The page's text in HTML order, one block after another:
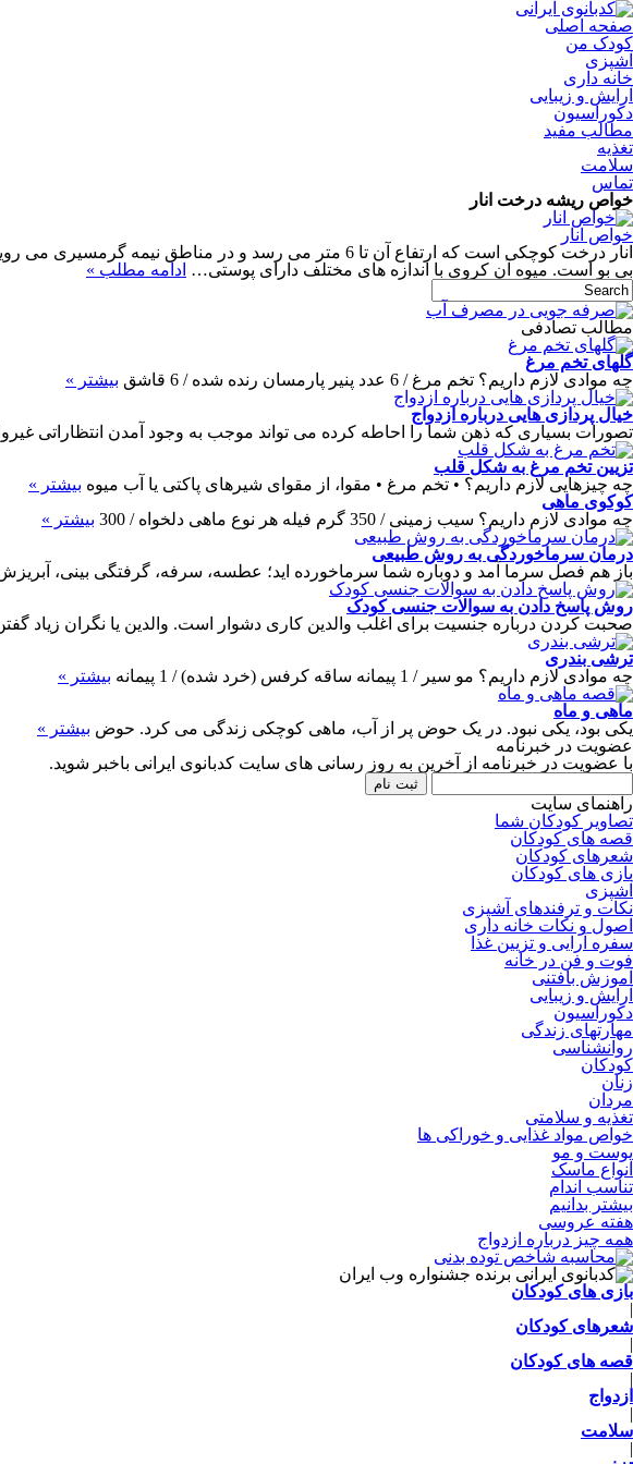
صفحه اصلی
کودک من
آشپزی
خانه داری
آرایش و زیبایی
دکوراسیون
مطالب مفید
تغذیه
سلامت
تماس
خواص ریشه درخت انار
خواص انار
انار درخت کوچکی است که ارتفاع آن تا 6 متر می رسد و
بی بو است. میوه آن کروی با اندازه های مختلف دارای پوستی… ادامه مطلب »
مطالب تصادفی
گلهای تخم مرغ
چه موادی لازم داریم؟ تخم مرغ / 6 عدد پنیر پارمسان رنده شده / 6 قاشق
بیشتر »
خیال پردازی هایی درباره ازدواج
تصورات بسیاری که ذهن شما را احاطه کرده می تواند موجب به وجود آمدن انتظاراتی
تزیین تخم مرغ به شکل قلب
چه چیزهایی لازم داریم؟ • تخم مرغ • مقوا، از مقوای شیرهای پاکتی یا آب میوه بیشتر »
کوکوی ماهی
چه موادی لازم داریم؟ سیب زمینی / 350 گرم فیله هر نوع ماهی دلخواه / 300
بیشتر »
درمان سرماخوردگی به روش طبیعی
باز هم فصل سرما آمد و دوباره شما سرماخورده اید؛ عطسه، سرفه، گرفتگی بینی،
روش پاسخ دادن به سوالات جنسی کودک
صحبت کردن درباره جنسیت برای اغلب والدین کاری دشوار است. والدین یا نگران زیاد
ترشی بندری
چه موادی لازم داریم؟ مو سیر / 1 پیمانه ساقه کرفس (خرد شده) / 1 پیمانه
بیشتر »
ماهی و ماه
یکی بود، یکی نبود. در یک حوض پر از آب، ماهی کوچکی زندگی می کرد. حوض بیشتر »
عضویت در خبرنامه
با عضویت در خبرنامه از آخرین به روز رسانی های سایت کدبانوی ایرانی باخبر شوید.
راهنمای سایت
تصاویر کودکان شما
قصه های کودکان
شعرهای کودکان
بازی های کودکان
آشپزی
نکات و ترفندهای آشپزی
اصول و نکات خانه داری
سفره آرایی و تزیین غذا
فوت و فن در خانه
آموزش بافتنی
آرایش و زیبایی
دکوراسیون
مهارتهای زندگی
روانشناسی
کودکان
زنان
مردان
تغذیه و سلامتی
خواص مواد غذایی و خوراکی ها
پوست و مو
انواع ماسک
تناسب اندام
بیشتر بدانیم
هفته عروسی
همه چیز درباره ازدواج
بازی های کودکان
|
شعرهای کودکان
|
قصه های کودکان
|
ازدواج
|
سلامت
|